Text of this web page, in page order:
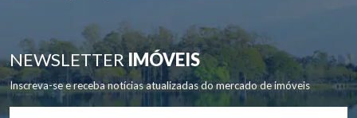
NEWSLETTERIMÓVEIS
Inscreva-se e receba notícias atualizadas do mercado de imóveis